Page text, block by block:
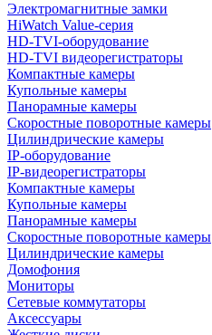
Электромагнитные замки
HiWatch Value-серия
HD-TVI-оборудование
HD-TVI видеорегистраторы
Компактные камеры
Купольные камеры
Панорамные камеры
Скоростные поворотные камеры
Цилиндрические камеры
IP-оборудование
IP-видеорегистраторы
Компактные камеры
Купольные камеры
Панорамные камеры
Скоростные поворотные камеры
Цилиндрические камеры
Домофония
Мониторы
Сетевые коммутаторы
Аксессуары